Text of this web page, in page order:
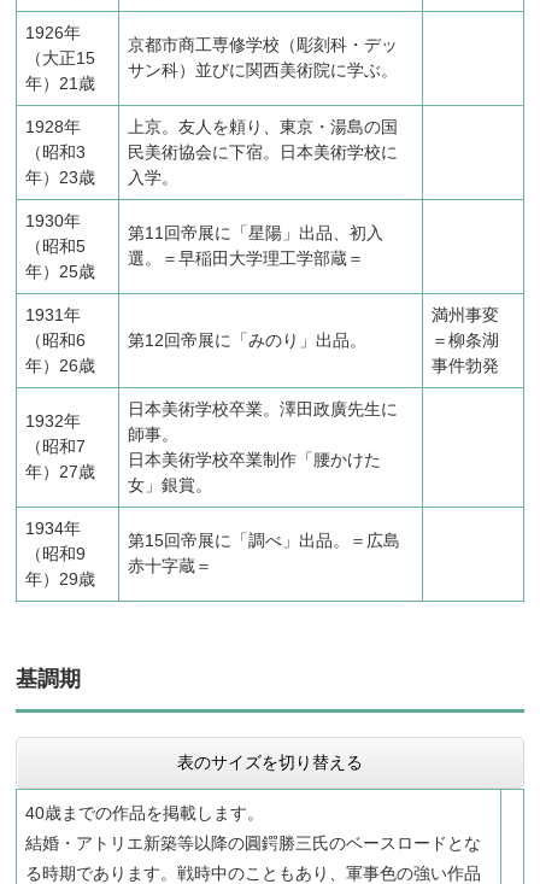
1926年
（大正15
年）21歳
京都市商工専修学校（彫刻科・デッ
サン科）並びに関西美術院に学ぶ。
1928年
（昭和3
年）23歳
上京。友人を頼り、東京・湯島の国
民美術協会に下宿。日本美術学校に
入学。
1930年
（昭和5
年）25歳
第11回帝展に「星陽」出品、初入
選。＝早稲田大学理工学部蔵＝
1931年
（昭和6
年）26歳
第12回帝展に「みのり」出品。
満州事変
＝柳条湖
事件勃発
1932年
（昭和7
年）27歳
日本美術学校卒業。澤田政廣先生に
師事。
日本美術学校卒業制作「腰かけた
女」銀賞。
1934年
（昭和9
年）29歳
第15回帝展に「調べ」出品。＝広島
赤十字蔵＝
基調期
表のサイズを切り替える
40歳までの作品を掲載します。
結婚・アトリエ新築等以降の圓鍔勝三氏のベースロードとな
る時期であります。戦時中のこともあり、軍事色の強い作品